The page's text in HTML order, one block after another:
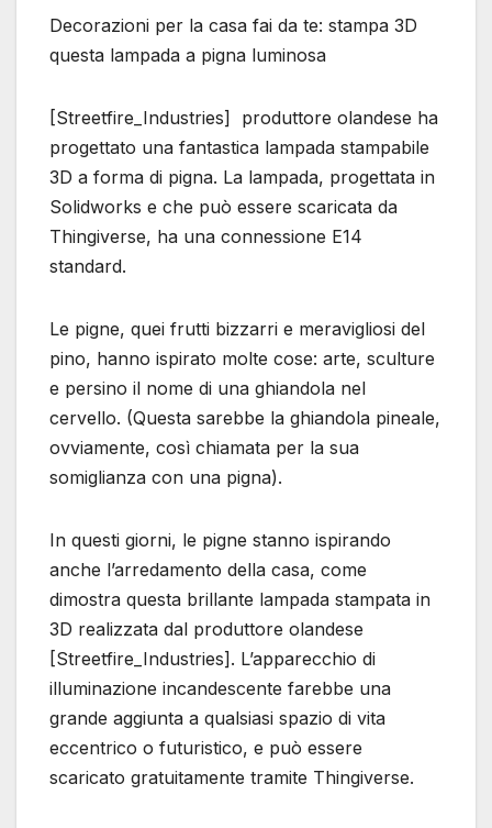
Decorazioni per la casa fai da te: stampa 3D
questa lampada a pigna luminosa
[Streetfire_Industries] produttore olandese ha
progettato una fantastica lampada stampabile
3D a forma di pigna. La lampada, progettata in
Solidworks e che può essere scaricata da
Thingiverse, ha una connessione E14
standard.
Le pigne, quei frutti bizzarri e meravigliosi del
pino, hanno ispirato molte cose: arte, sculture
e persino il nome di una ghiandola nel
cervello. (Questa sarebbe la ghiandola pineale,
ovviamente, così chiamata per la sua
somiglianza con una pigna).
In questi giorni, le pigne stanno ispirando
anche l’arredamento della casa, come
dimostra questa brillante lampada stampata in
3D realizzata dal produttore olandese
[Streetfire_Industries]. L’apparecchio di
illuminazione incandescente farebbe una
grande aggiunta a qualsiasi spazio di vita
eccentrico o futuristico, e può essere
scaricato gratuitamente tramite Thingiverse.